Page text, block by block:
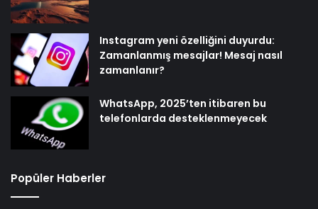
Instagram yeni özelliğini duyurdu:
Zamanlanmış mesajlar! Mesaj nasıl
zamanlanır?
WhatsApp, 2025’ten itibaren bu
telefonlarda desteklenmeyecek
Popüler Haberler